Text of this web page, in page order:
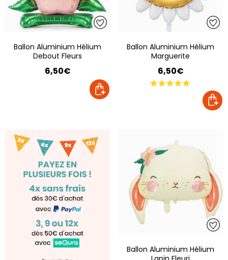
Ballon Aluminium Hélium
Debout Fleurs
6,50€
Ballon Aluminium Hélium
Marguerite
6,50€
Ballon Aluminium Hélium